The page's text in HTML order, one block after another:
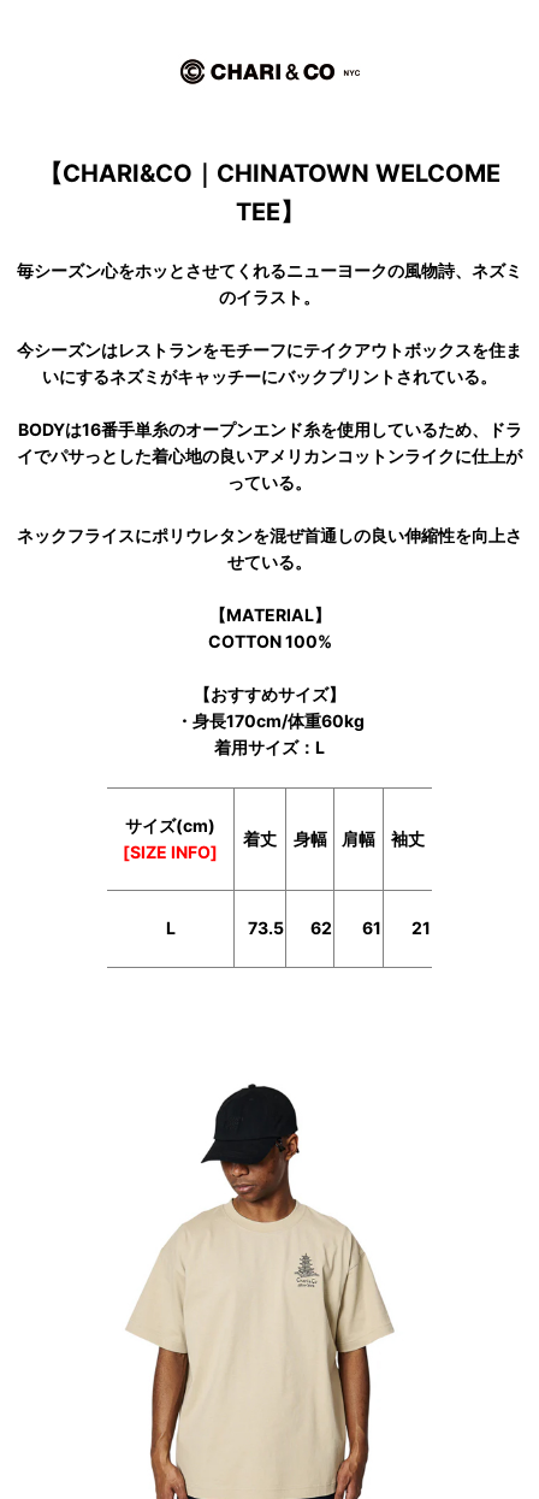
【CHARI&CO｜CHINATOWN WELCOME
TEE】
毎シーズン心をホッとさせてくれるニューヨークの風物詩、ネズミ
のイラスト。
今シーズンはレストランをモチーフにテイクアウトボックスを住ま
いにするネズミがキャッチーにバックプリントされている。
BODYは16番手単糸のオープンエンド糸を使用しているため、ドラ
イでパサっとした着心地の良いアメリカンコットンライクに仕上が
っている。
ネックフライスにポリウレタンを混ぜ首通しの良い伸縮性を向上さ
せている。
【MATERIAL】
COTTON 100%
【おすすめサイズ】
・身長170cm/体重60kg
着用サイズ：L
サイズ(cm)
[SIZE INFO]
着丈 身幅 肩幅 袖丈
L 73.5 62 61 21